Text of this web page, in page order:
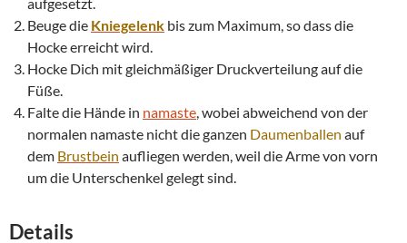
Beuge die Kniegelenk bis zum Maximum, so dass die
Hocke erreicht wird.
Hocke Dich mit gleichmäßiger Druckverteilung auf die
Füße.
Falte die Hände in namaste, wobei abweichend von der
normalen namaste nicht die ganzen Daumenballen auf
dem Brustbein aufliegen werden, weil die Arme von vorn
um die Unterschenkel gelegt sind.
Details